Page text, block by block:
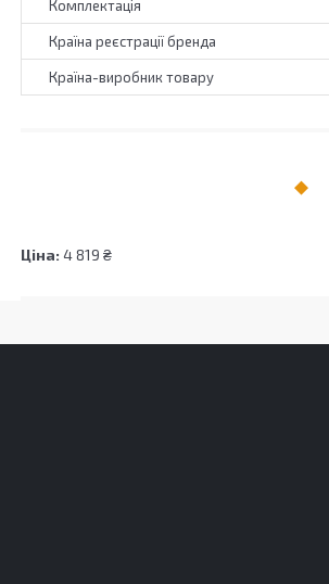
Комплектація
Країна реєстрації бренда
Країна-виробник товару
Ціна: 4 819 ₴